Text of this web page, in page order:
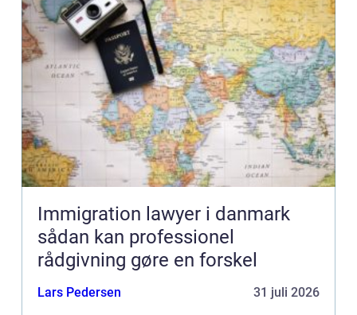
Immigration lawyer i danmark
sådan kan professionel
rådgivning gøre en forskel
Lars Pedersen 31 juli 2026